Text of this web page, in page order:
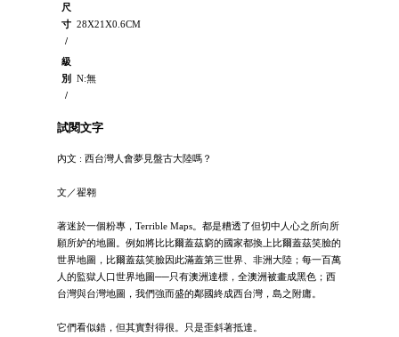
尺
寸
/
28X21X0.6CM
級
別
/
N:無
試閱文字
內文 : 西台灣人會夢見盤古大陸嗎？
文／翟翱
著迷於一個粉專，Terrible Maps。都是糟透了但切中人心之所向所
願所妒的地圖。例如將比比爾蓋茲窮的國家都換上比爾蓋茲笑臉的
世界地圖，比爾蓋茲笑臉因此滿蓋第三世界、非洲大陸；每一百萬
人的監獄人口世界地圖──只有澳洲達標，全澳洲被畫成黑色；西
台灣與台灣地圖，我們強而盛的鄰國終成西台灣，島之附庸。
它們看似錯，但其實對得很。只是歪斜著抵達。